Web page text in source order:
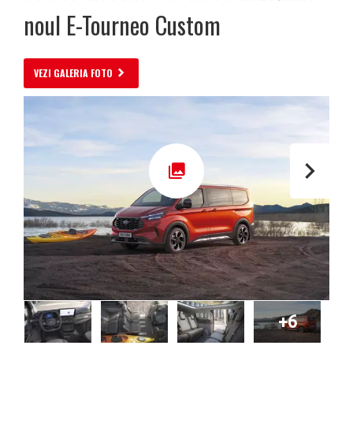
noul E-Tourneo Custom
VEZI GALERIA FOTO
+6